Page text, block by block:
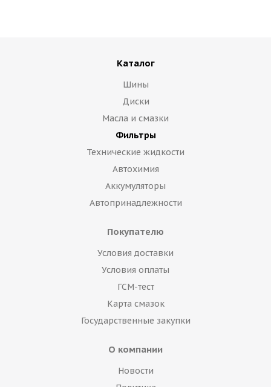
Каталог
Шины
Диски
Масла и смазки
Фильтры
Технические жидкости
Автохимия
Аккумуляторы
Автопринадлежности
Покупателю
Условия доставки
Условия оплаты
ГСМ-тест
Карта смазок
Государственные закупки
О компании
Новости